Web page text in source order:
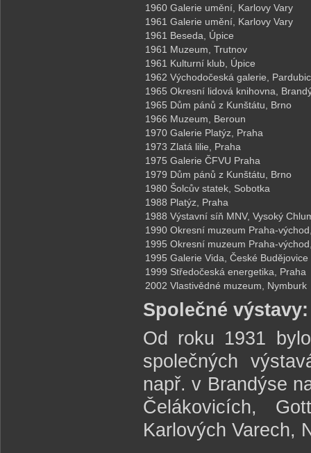
1960 Galerie umění, Karlovy Vary
1961 Galerie umění, Karlovy Vary
1961 Beseda, Úpice
1961 Muzeum, Trutnov
1961 Kulturní klub, Úpice
1962 Východočeská galerie,
1965 Okresní lidová knihovna,
1965 Dům pánů z Kunštátu, Brno
1966 Muzeum, Beroun
1970 Galerie Platýz, Praha
1973 Zlatá lilie, Praha
1975 Galerie ČFVU Praha
1979 Dům pánů z Kunštátu, Brno
1980 Šolcův statek, Sobotka
1988 Platýz, Praha
1988 Výstavní síň MNV, Vysoký
1990 Okresní muzeum Praha-
1995 Okresní muzeum Praha-
1995 Galerie Vida, České Budějovice
1999 Středočeská energetika, Praha
2002 Vlastivědné muzeum, Nymburk
Společné výstavy:
Od roku 1931
společných
např. v Brandýse
Čelákovicích,
Karlových Varech,